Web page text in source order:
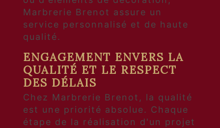
Marbrerie Brenot assure un
service personnalisé et de haute
qualité.
ENGAGEMENT ENVERS LA
QUALITÉ ET LE RESPECT
DES DÉLAIS
Chez Marbrerie Brenot, la qualité
est une priorité absolue. Chaque
étape de la réalisation d'un projet